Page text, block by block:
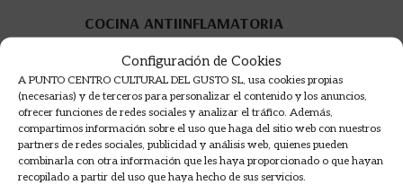
Configuración de Cookies
A PUNTO CENTRO CULTURAL DEL GUSTO SL, usa cookies propias
(necesarias) y de terceros para personalizar el contenido y los anuncios,
ofrecer funciones de redes sociales y analizar el tráfico. Además,
compartimos información sobre el uso que haga del sitio web con nuestros
partners de redes sociales, publicidad y análisis web, quienes pueden
combinarla con otra información que les haya proporcionado o que hayan
recopilado a partir del uso que haya hecho de sus servicios.
COCINA ANTIINFLAMATORIA
BEA GÓMEZ BEALNATURAL
19,95€
AÑADIR A LA CESTA